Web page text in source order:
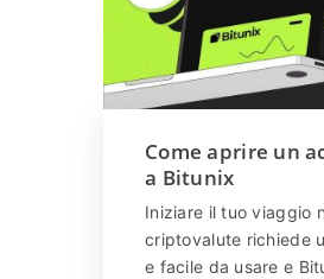
Come aprire un
a Bitunix
Iniziare il tuo viaggio
criptovalute richiede
e facile da usare e